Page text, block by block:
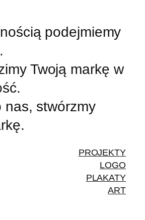
podejmiemy
Twoją markę w
nas, stwórzmy
PROJEKTY
LOGO
PLAKATY
ART